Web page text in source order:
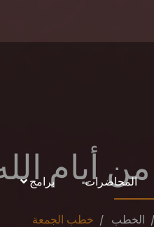
المحاضرات برامج
الخطب خطب الجمعة